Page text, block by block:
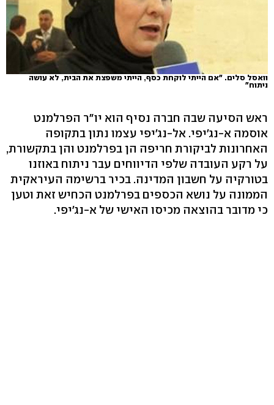
וואסל סלים. "אם הייתי לוקחת כסף, הייתי משפצת את הבית, לא עושה
ניתוח"
ראש הסיעה שבה חברה נסיף הוא יו"ר הפרלמנט
אוסמה א-נג'יפי. אל-נג'יפי עצמו נתון בתקופה
האחרונות לביקורת חריפה הן בפרלמנט והן בתקשורת,
על רקע העובדה שלפי הדיווחים עבר ניתוח באוזנו
בטורקיה על חשבון המדינה. בכיר ברשימה העיראקית
הממונה על נושא הכספים בפרלמנט הכחיש זאת וטען
כי מדובר בהוצאה מכיסו האישי של א-נג'יפי.